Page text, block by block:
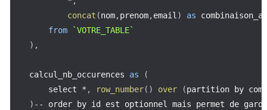
concat (nom,prenom,email ) as
from
`VOTRE_TABLE`
) ,
calcul_nb_occurences as
(
    select
* , row_number( ) over (partition by
) -- order by id est optionnel mais permet de